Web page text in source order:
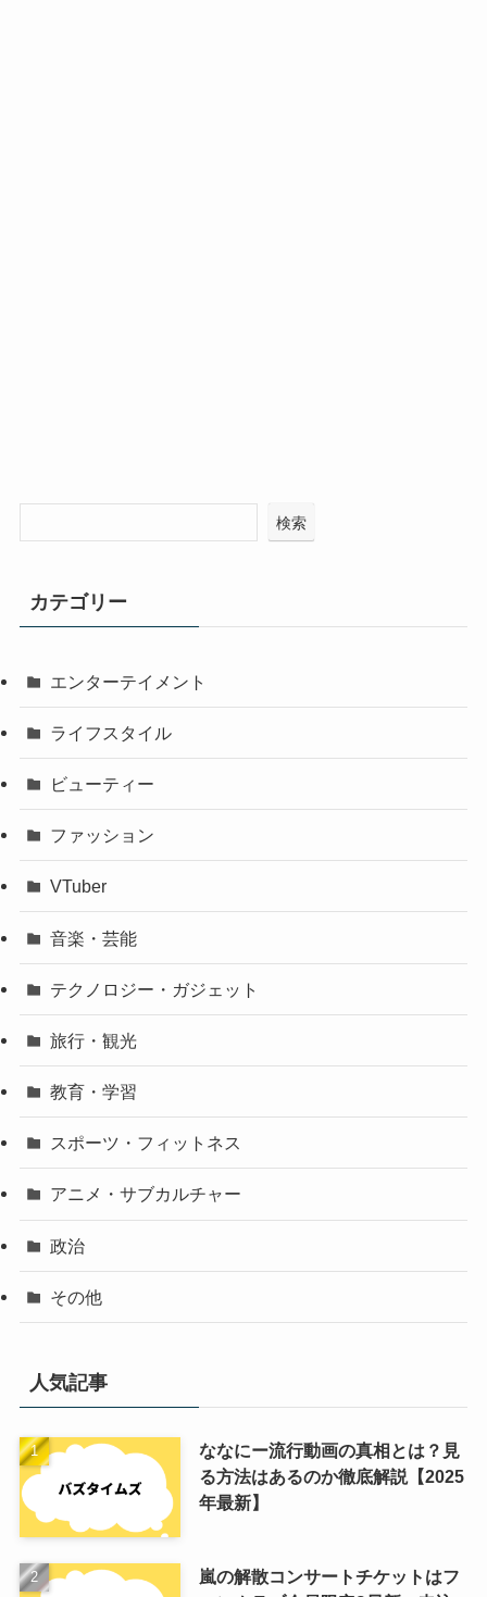
検索
カテゴリー
エンターテイメント
ライフスタイル
ビューティー
ファッション
VTuber
音楽・芸能
テクノロジー・ガジェット
旅行・観光
教育・学習
スポーツ・フィットネス
アニメ・サブカルチャー
政治
その他
人気記事
ななにー流行動画の真相とは？見
る方法はあるのか徹底解説【2025
年最新】
嵐の解散コンサートチケットはフ